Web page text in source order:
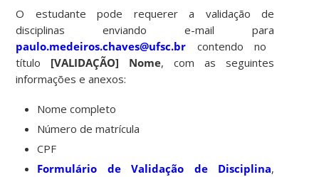
O estudante pode requerer a validação de
disciplinas enviando e-mail para
paulo.medeiros.chaves@ufsc.br contendo no
título [VALIDAÇÃO] Nome, com as seguintes
informações e anexos:
Nome completo
Número de matrícula
CPF
Formulário de Validação de Disciplina,